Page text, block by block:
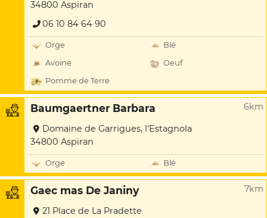
34800 Aspiran
06 10 84 64 90
Orge
Blé
Avoine
Oeuf
Pomme de Terre
Baumgaertner Barbara 6km
Domaine de Garrigues, l'Estagnola
34800 Aspiran
Orge Blé
Gaec mas De Janiny 7km
21 Place de La Pradette